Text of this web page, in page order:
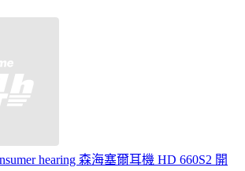
hearing 森海塞爾耳機 HD 660S2 開